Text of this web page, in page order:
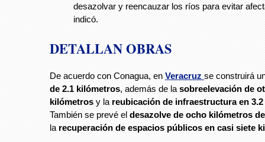
desazolvar y reencauzar los ríos para evitar
indicó.
DETALLAN OBRAS
De acuerdo con Conagua, en Veracruz se construirá
de 2.1 kilómetros, además de la sobreelevación de
kilómetros y la reubicación de infraestructura en
También se prevé el desazolve de ocho kilómetros
la recuperación de espacios públicos en casi siete